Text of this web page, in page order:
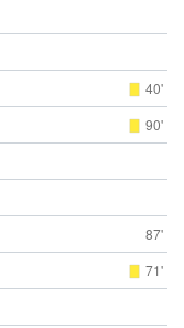
40'
90'
87'
71'